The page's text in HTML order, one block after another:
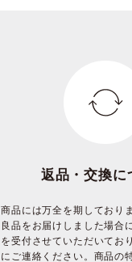
返品・交換に
商品には万全を期しており
良品をお届けしました場合
を受付させていただいてお
にご連絡ください。商品の